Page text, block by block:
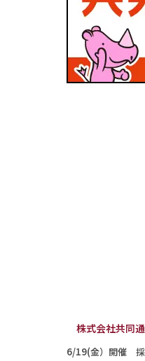
株式会社共同
6/19(金）開催 採